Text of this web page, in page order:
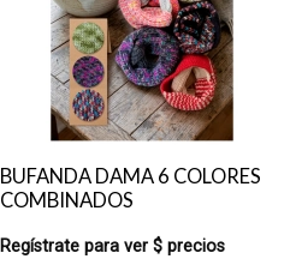
BUFANDA DAMA 6 COLORES
COMBINADOS
Regístrate para ver $ precios